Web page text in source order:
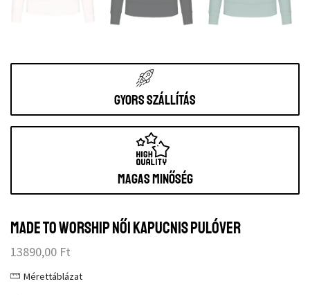
Gyors szállítás
Magas minőség
Made to worship női kapucnis pulóver
13890,00 Ft
Mérettáblázat